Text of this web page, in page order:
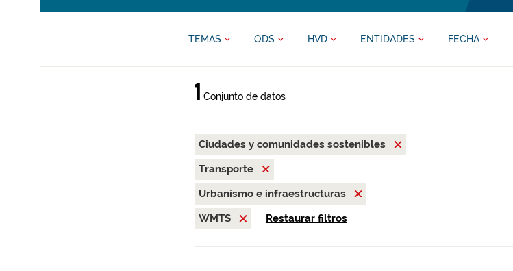
TEMAS ODS HVD ENTIDADES FECHA
1 Conjunto de datos
Ciudades y comunidades sostenibles
Transporte
Urbanismo e infraestructuras
WMTS
Restaurar filtros